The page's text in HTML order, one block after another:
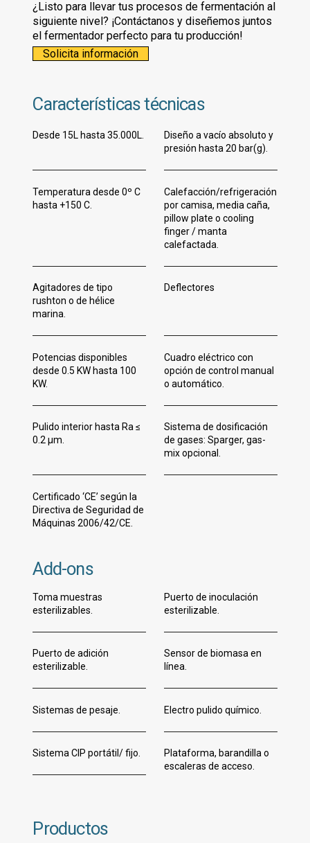
¿Listo para llevar tus procesos de fermentación al
siguiente nivel? ¡Contáctanos y diseñemos juntos
el fermentador perfecto para tu producción!
Solicita información
Características técnicas
Desde 15L hasta 35.000L.
Diseño a vacío absoluto y
presión hasta 20 bar(g).
Temperatura desde 0º C
hasta +150 C.
Calefacción/refrigeración
por camisa, media caña,
pillow plate o cooling
finger / manta
calefactada.
Agitadores de tipo
rushton o de hélice
marina.
Deflectores
Potencias disponibles
desde 0.5 KW hasta 100
KW.
Cuadro eléctrico con
opción de control manual
o automático.
Pulido interior hasta Ra ≤
0.2 µm.
Sistema de dosificación
de gases: Sparger, gas-
mix opcional.
Certificado ‘CE’ según la
Directiva de Seguridad de
Máquinas 2006/42/CE.
Add-ons
Toma muestras
esterilizables.
Puerto de inoculación
esterilizable.
Puerto de adición
esterilizable.
Sensor de biomasa en
línea.
Sistemas de pesaje. Electro pulido químico.
Sistema CIP portátil/ fijo.
Plataforma, barandilla o
escaleras de acceso.
Productos